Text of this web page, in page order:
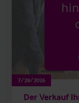
7/28/2026
Der Verkauf